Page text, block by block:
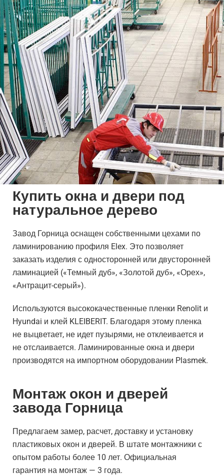
Купить окна и двери под
натуральное дерево
Завод Горница оснащен собственными цехами по
ламинированию профиля Elex. Это позволяет
заказать изделия с односторонней или двусторонней
ламинацией («Темный дуб», «Золотой дуб», «Орех»,
«Антрацит-серый»).
Используются высококачественные пленки Renolit и
Hyundai и клей KLEIBERIT. Благодаря этому пленка
не выцветает, не идет пузырями, не отклеивается и
не отслаивается. Ламинированные окна и двери
производятся на импортном оборудовании Plasmek.
Монтаж окон и дверей
завода Горница​
Предлагаем замер, расчет, доставку и установку
пластиковых окон и дверей. В штате монтажники с
опытом работы более 10 лет. Официальная
гарантия на монтаж — 3 года.